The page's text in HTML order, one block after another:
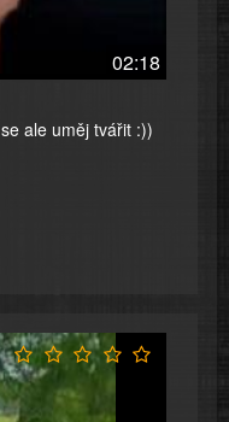
02:18
ale uměj tvářit :))